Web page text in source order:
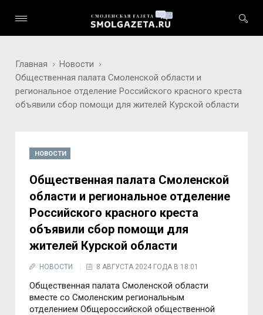
Главная
Новости
Общественная палата Смоленской области и
региональное отделение Российского красного креста
объявили сбор помощи для жителей Курской области
НОВОСТИ
Общественная палата Смоленской
области и региональное отделение
Российского красного креста
объявили сбор помощи для
жителей Курской области
НОВОСТИ 8 АВГУСТА 2024 ГОДА В 18:01
Общественная палата Смоленской области
вместе со Смоленским региональным
отделением Общероссийской общественной